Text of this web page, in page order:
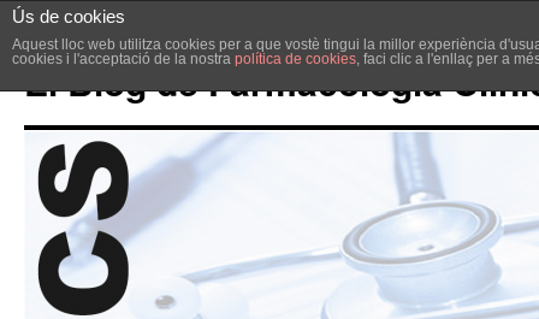
Ús de cookies
Aquest lloc web utilitza cookies per a que vostè tingui la millor experiència
cookies i l'acceptació de la nostra política de cookies, faci clic a l'enllaç per a
El Blog de Farmacologia